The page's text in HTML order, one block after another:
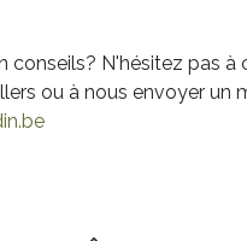
conseils? N'hésitez pas à
ou à nous envoyer un